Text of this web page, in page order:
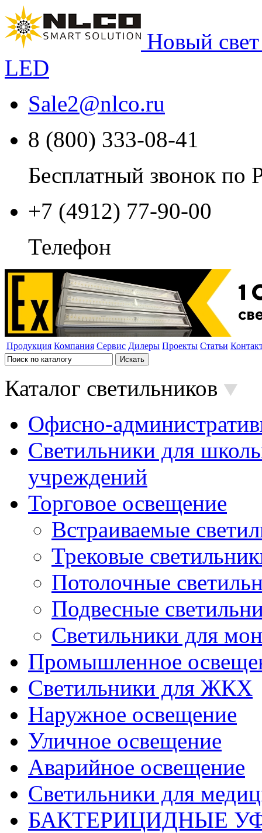
Новый
LED
Sale2@nlco.ru
8 (800) 333-08-41
Бесплатный звонок по
+7 (4912) 77-90-00
Телефон
Продукция Компания Сервис Дилеры Проекты Статьи
Каталог светильников
Офисно-
Светильники для
учреждений
Торговое освещение
Встраиваемые
Трековые
Потолочные
Подвесные
Светильники для
Промышленное
Светильники для ЖКХ
Наружное освещение
Уличное освещение
Аварийное освещение
Светильники для
БАКТЕРИЦИДНЫЕ